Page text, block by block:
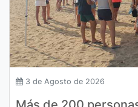
3 de Agosto de 2026